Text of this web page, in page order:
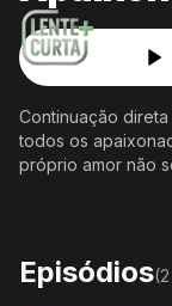
Continuação
todos os
próprio amor não
Episódios(2